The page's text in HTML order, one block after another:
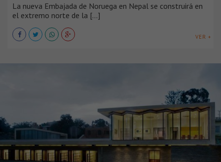
La nueva Embajada de Noruega en Nepal se construirá en
el extremo norte de la [...]
VER +